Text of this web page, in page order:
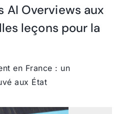
AI Overviews aux
leçons pour la
en France : un
aux État